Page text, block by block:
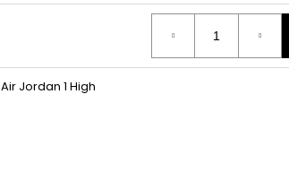
Air Jordan 1 High